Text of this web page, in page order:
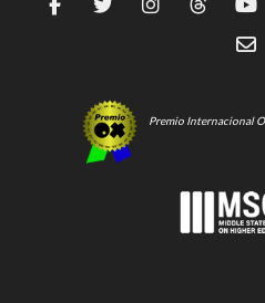
Premio Internacional